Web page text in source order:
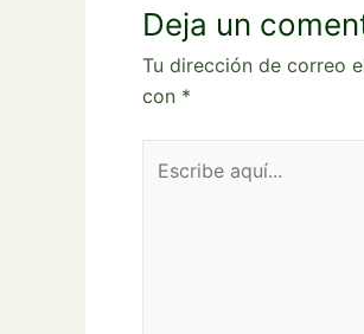
Deja un
Tu dirección de correo
con *
aquí...